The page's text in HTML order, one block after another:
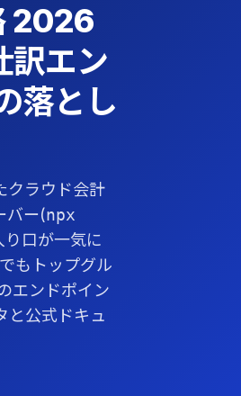
2026
エン
落とし
クラウド会計
バー(npx
口が一気に
もトップグル
エンドポイン
と公式ドキュ